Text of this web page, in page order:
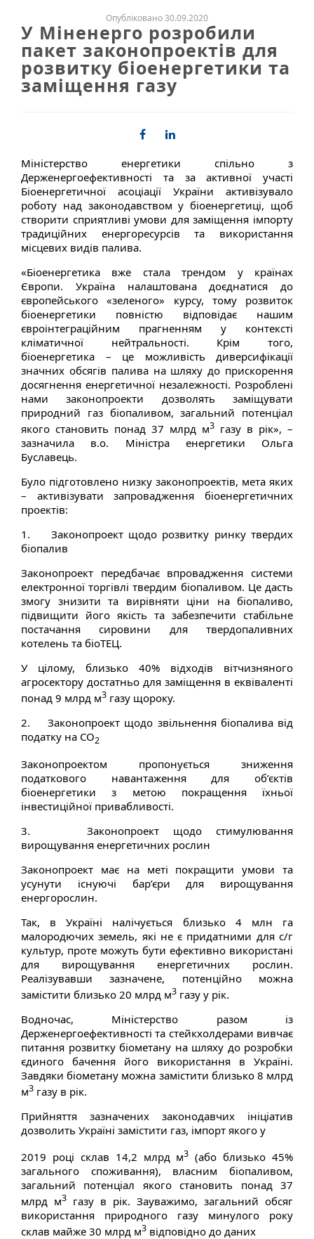
Опубліковано 30.09.2020
У Міненерго розробили
пакет законопроектів для
розвитку біоенергетики та
заміщення газу
Міністерство енергетики спільно з
Держенергоефективності та за активної участі
Біоенергетичної асоціації України активізувало
роботу над законодавством у біоенергетиці, щоб
створити сприятливі умови для заміщення імпорту
традиційних енергоресурсів та використання
місцевих видів палива.
«Біоенергетика вже стала трендом у країнах
Європи. Україна налаштована доєднатися до
європейського «зеленого» курсу, тому розвиток
біоенергетики повністю відповідає нашим
євроінтеграційним прагненням у контексті
кліматичної нейтральності. Крім того,
біоенергетика – це можливість диверсифікації
значних обсягів палива на шляху до прискорення
досягнення енергетичної незалежності. Розроблені
нами законопроекти дозволять заміщувати
природний газ біопаливом, загальний потенціал
якого становить понад 37 млрд м3 газу в рік», –
зазначила в.о. Міністра енергетики Ольга
Буславець.
Було підготовлено низку законопроектів, мета яких
– активізувати запровадження біоенергетичних
проектів:
1. Законопроект щодо розвитку ринку твердих
біопалив
Законопроект передбачає впровадження системи
електронної торгівлі твердим біопаливом. Це дасть
змогу знизити та вирівняти ціни на біопаливо,
підвищити його якість та забезпечити стабільне
постачання сировини для твердопаливних
котелень та біоТЕЦ.
У цілому, близько 40% відходів вітчизняного
агросектору достатньо для заміщення в еквіваленті
понад 9 млрд м3 газу щороку.
2. Законопроект щодо звільнення біопалива від
податку на СО2
Законопроектом пропонується зниження
податкового навантаження для об’єктів
біоенергетики з метою покращення їхньої
інвестиційної привабливості.
3. Законопроект щодо стимулювання
вирощування енергетичних рослин
Законопроект має на меті покращити умови та
усунути існуючі бар’єри для вирощування
енергорослин.
Так, в Україні налічується близько 4 млн га
малородючих земель, які не є придатними для с/г
культур, проте можуть бути ефективно використані
для вирощування енергетичних рослин.
Реалізувавши зазначене, потенційно можна
замістити близько 20 млрд м3 газу у рік.
Водночас, Міністерство разом із
Держенергоефективності та стейкхолдерами вивчає
питання розвитку біометану на шляху до розробки
єдиного бачення його використання в Україні.
Завдяки біометану можна замістити близько 8 млрд
м3 газу в рік.
Прийняття зазначених законодавчих ініціатив
дозволить Україні замістити газ, імпорт якого у
2019 році склав 14,2 млрд м3 (або близько 45%
загального споживання), власним біопаливом,
загальний потенціал якого становить понад 37
млрд м3 газу в рік. Зауважимо, загальний обсяг
використання природного газу минулого року
склав майже 30 млрд м3 відповідно до даних